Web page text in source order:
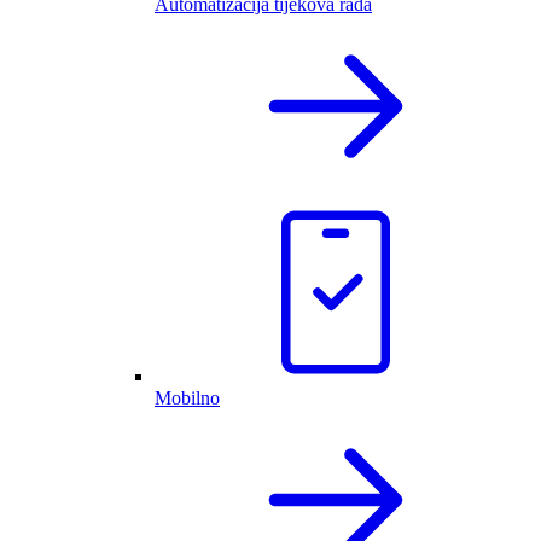
Automatizacija tijekova rada
Mobilno